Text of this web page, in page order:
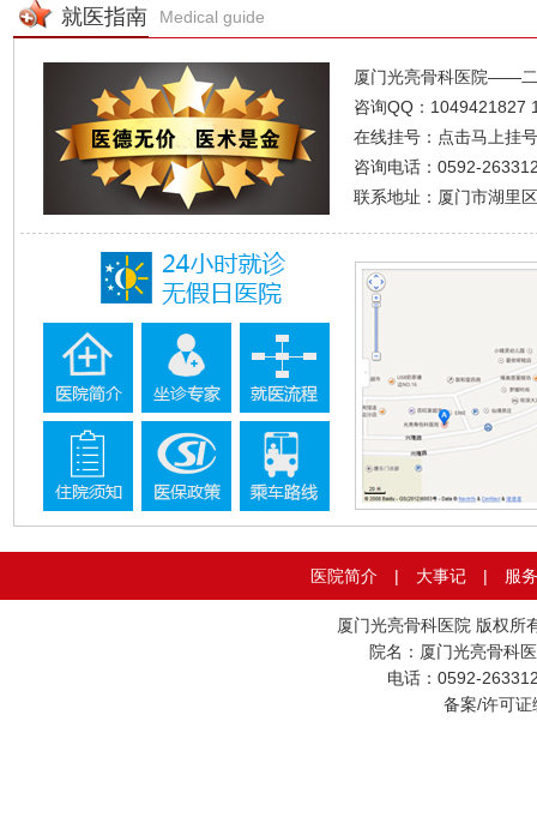
就医指南 Medical guide
厦门光亮骨科医院——
咨询QQ： 1049421827
在线挂号： 点击马上挂号
咨询电话：0592-
联系地址：厦门市湖里
医院简介 | 大事记 | 服
厦门光亮骨科医院 版权
院名：厦门光亮骨
电话：0592-
备案/许可